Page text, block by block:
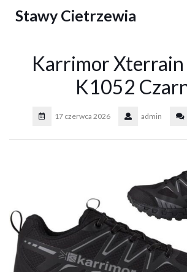
Stawy Cietrzewia
Karrimor Xterrain
K1052
17 czerwca 2026 admin